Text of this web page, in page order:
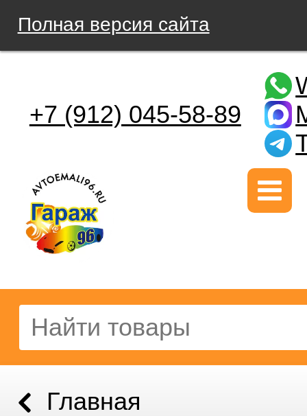
Полная версия сайта
+7 (912) 045-58-89
Главная